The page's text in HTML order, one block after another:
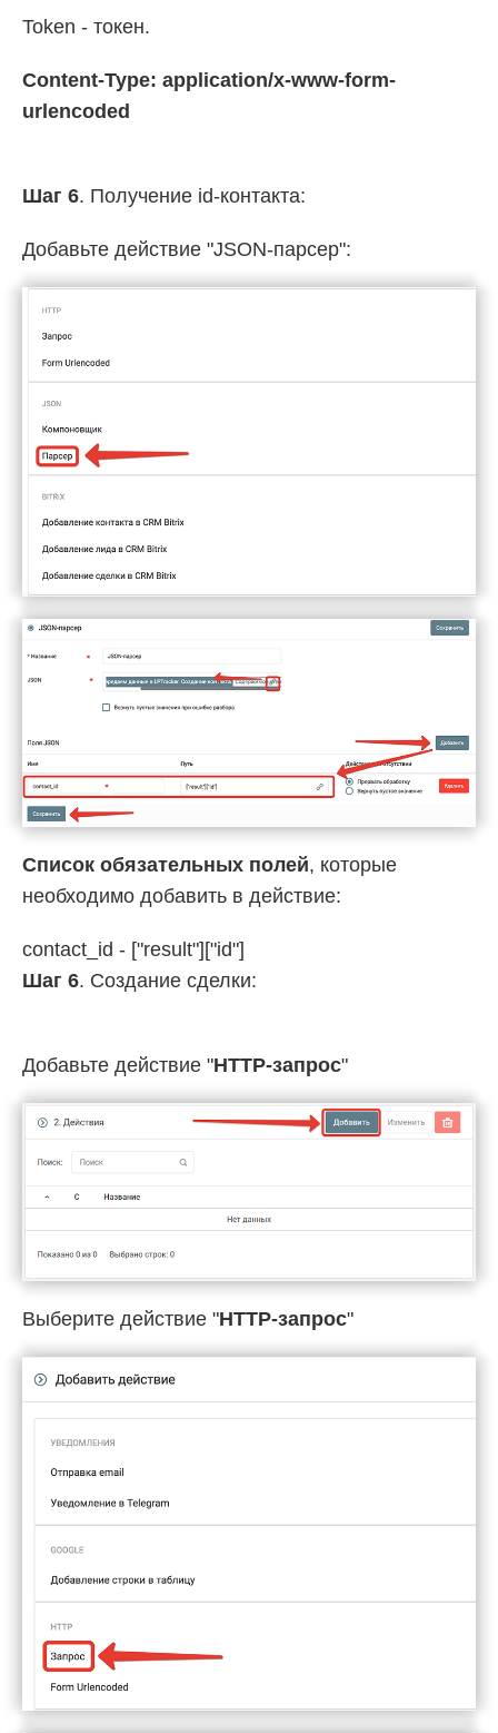
Token - токен.
Content-Type: application/x-www-form-
urlencoded
Шаг 6. Получение id-контакта:
Добавьте действие "JSON-парсер":
Список обязательных полей, которые
необходимо добавить в действие:
contact_id - ["result"]["id"]
Шаг 6. Создание сделки:
Добавьте действие "HTTP-запрос"
Выберите действие "HTTP-запрос"